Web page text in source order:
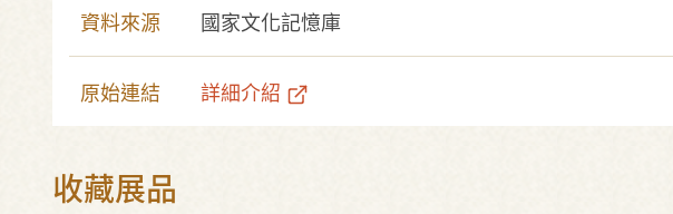
資料來源 國家文化記憶庫
原始連結 詳細介紹
收藏展品